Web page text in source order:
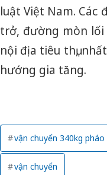
luật Việt Nam.
trở, đường mòn lối
nội địa tiêu thụ,
hướng gia tăng.
vận chuyển 340kg pháo
vận chuyển